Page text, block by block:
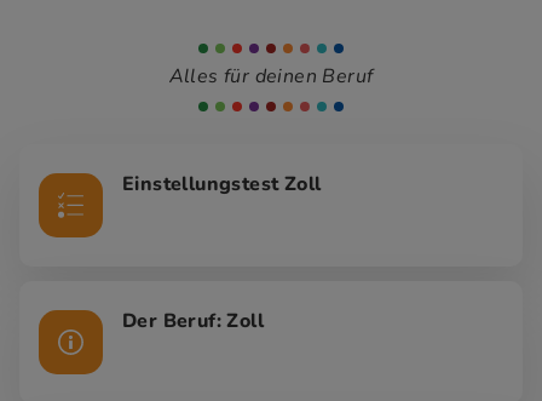
Alles für deinen Beruf
Einstellungstest Zoll
Der Beruf: Zoll